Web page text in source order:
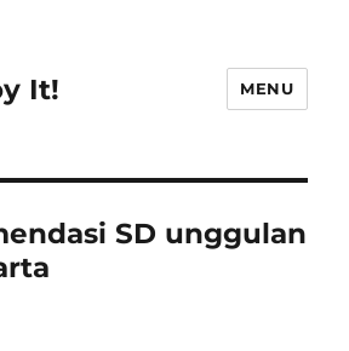
It! MENU
SD unggulan